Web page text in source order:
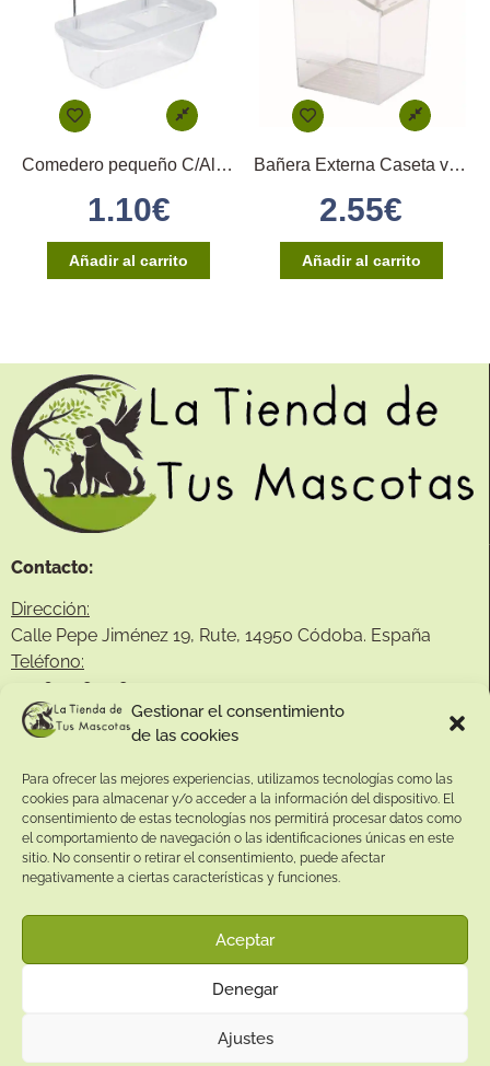
Gestionar el consentimiento
de las cookies
Para ofrecer las mejores experiencias, utilizamos tecnologías como las
cookies para almacenar y/o acceder a la información del dispositivo. El
consentimiento de estas tecnologías nos permitirá procesar datos como
el comportamiento de navegación o las identificaciones únicas en este
sitio. No consentir o retirar el consentimiento, puede afectar
negativamente a ciertas características y funciones.
Aceptar
Denegar
Ajustes
Comedero pequeño C/Alambres y Huella
1.10€
Añadir al carrito
Bañera Externa Caseta verde
2.55€
Añadir al carrito
Contacto:
Dirección:
Calle Pepe Jiménez 19, Rute, 14950 Códoba. España
Teléfono:
641081328
Email:
info@ latiendadetusmascotas.com
Enlaces de interés:
Aviso Legal
Términos y condiciones
Política de devoluciones
Política de cookies